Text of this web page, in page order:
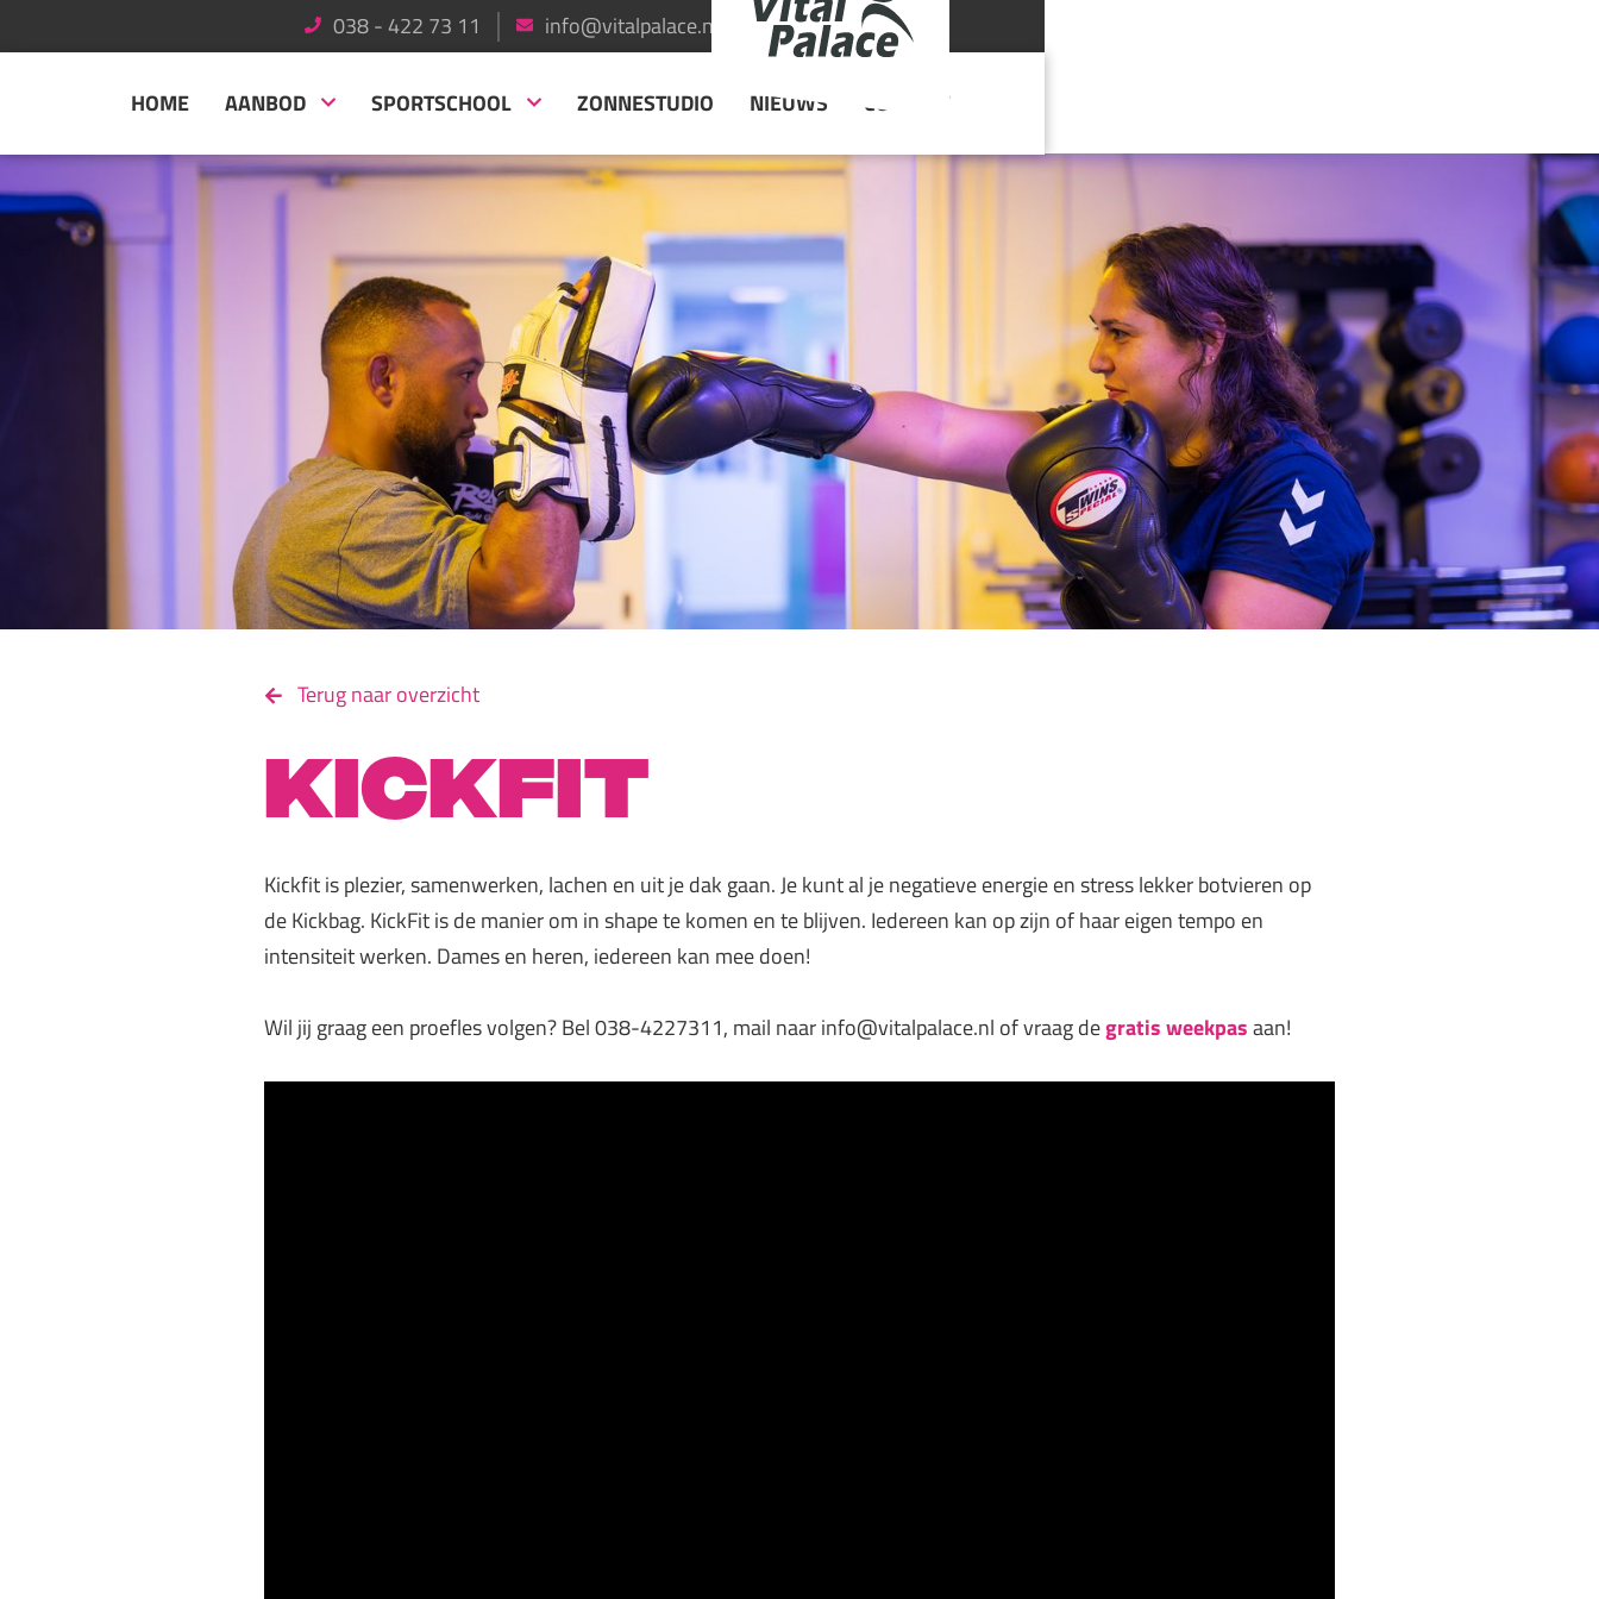
038 - 422 73 11 info@vitalpalace.nl
INLOGGEN
HOME
AANBOD SPORTSCHOOL ZONNESTUDIO NIEUWS CONTACT
Terug naar overzicht
Kickfit
Kickfit is plezier, samenwerken, lachen en uit je dak gaan. Je kunt al je negatieve energie en stress lekker botvieren op
de Kickbag. KickFit is de manier om in shape te komen en te blijven. Iedereen kan op zijn of haar eigen tempo en
intensiteit werken. Dames en heren, iedereen kan mee doen!
Wil jij graag een proefles volgen? Bel 038-4227311, mail naar info@vitalpalace.nl of vraag degratis weekpasaan!